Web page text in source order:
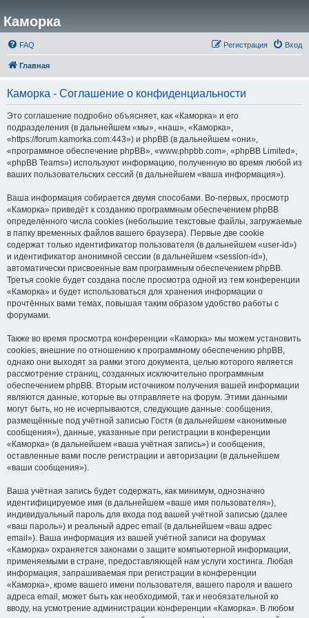
Каморка
FAQ Вход
Регистрация
Главная
Каморка - Соглашение о конфиденциальности
Это соглашение подробно объясняет, как «Каморка» и его
подразделения (в дальнейшем «мы», «наш», «Каморка»,
«https://forum.kamorka.com:443») и phpBB (в дальнейшем «они»,
«программное обеспечение phpBB», «www.phpbb.com», «phpBB Limited»,
«phpBB Teams») используют информацию, полученную во время любой из
ваших пользовательских сессий (в дальнейшем «ваша информация»).
Ваша информация собирается двумя способами. Во-первых, просмотр
«Каморка» приведёт к созданию программным обеспечением phpBB
определённого числа cookies (небольшие текстовые файлы, загружаемые
в папку временных файлов вашего браузера). Первые две cookie
содержат только идентификатор пользователя (в дальнейшем «user-id»)
и идентификатор анонимной сессии (в дальнейшем «session-id»),
автоматически присвоенные вам программным обеспечением phpBB.
Третья cookie будет создана после просмотра одной из тем конференции
«Каморка» и будет использоваться для хранения информации о
прочтённых вами темах, повышая таким образом удобство работы с
форумами.
Также во время просмотра конференции «Каморка» мы можем установить
cookies, внешние по отношению к программному обеспечению phpBB,
однако они выходят за рамки этого документа, целью которого является
рассмотрение страниц, созданных исключительно программным
обеспечением phpBB. Вторым источником получения вашей информации
являются данные, которые вы отправляете на форум. Этими данными
могут быть, но не исчерпываются, следующие данные: сообщения,
размещённые под учётной записью Гостя (в дальнейшем «анонимные
сообщения»), данные, указанные при регистрации в конференции
«Каморка» (в дальнейшем «ваша учётная запись») и сообщения,
оставленные вами после регистрации и авторизации (в дальнейшем
«ваши сообщения»).
Ваша учётная запись будет содержать, как минимум, однозначно
идентифицируемое имя (в дальнейшем «ваше имя пользователя»),
индивидуальный пароль для входа под вашей учётной записью (далее
«ваш пароль») и реальный адрес email (в дальнейшем «ваш адрес
email»). Ваша информация из вашей учётной записи на форумах
«Каморка» охраняется законами о защите компьютерной информации,
применяемыми в стране, предоставляющей нам услуги хостинга. Любая
информация, запрашиваемая при регистрации в конференции
«Каморка», кроме вашего имени пользователя, вашего пароля и вашего
адреса email, может быть как необходимой, так и необязательной ко
вводу, на усмотрение администрации конференции «Каморка». В любом